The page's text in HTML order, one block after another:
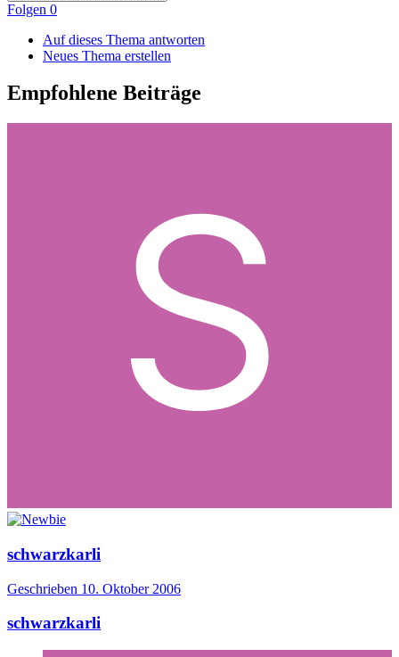
Folgen 0
Auf dieses Thema antworten
Neues Thema erstellen
Empfohlene Beiträge
schwarzkarli
Geschrieben 10. Oktober 2006
schwarzkarli